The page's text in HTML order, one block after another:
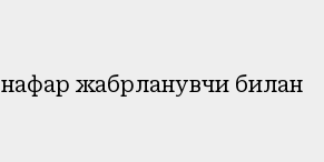
жабрланувчи билан